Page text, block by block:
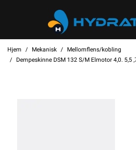
Hjem Mekanisk
Mellomflens/kobling
Dempeskinne DSM 132 S/M Elmotor 4,0. 5,5